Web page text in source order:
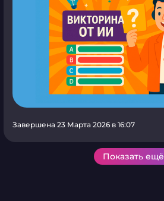
Завершена 23 Марта 2026 в 16:07
Показать ещё